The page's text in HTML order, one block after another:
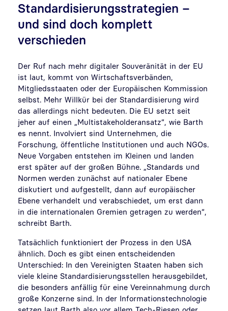
Standardisierungsstrategien –
und sind doch komplett
verschieden
Der Ruf nach mehr digitaler Souveränität in der EU
ist laut, kommt von Wirtschaftsverbänden,
Mitgliedsstaaten oder der Europäischen Kommission
selbst. Mehr Willkür bei der Standardisierung wird
das allerdings nicht bedeuten. Die EU setzt seit
jeher auf einen „Multistakeholderansatz“, wie Barth
es nennt. Involviert sind Unternehmen, die
Forschung, öffentliche Institutionen und auch NGOs.
Neue Vorgaben entstehen im Kleinen und landen
erst später auf der großen Bühne. „Standards und
Normen werden zunächst auf nationaler Ebene
diskutiert und aufgestellt, dann auf europäischer
Ebene verhandelt und verabschiedet, um erst dann
in die internationalen Gremien getragen zu werden“,
schreibt Barth.
Tatsächlich funktioniert der Prozess in den USA
ähnlich. Doch es gibt einen entscheidenden
Unterschied: In den Vereinigten Staaten haben sich
viele kleine Standardisierungsstellen herausgebildet,
die besonders anfällig für eine Vereinnahmung durch
große Konzerne sind. In der Informationstechnologie